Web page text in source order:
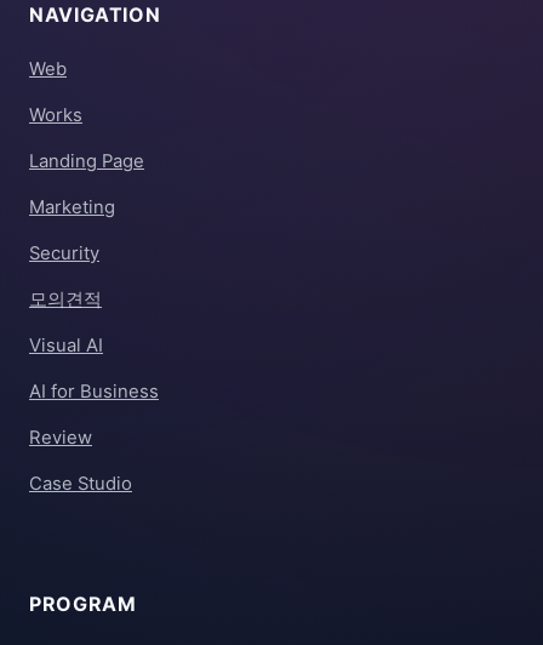
NAVIGATION
Web
Works
Landing Page
Marketing
Security
모의견적
Visual AI
AI for Business
Review
Case Studio
PROGRAM